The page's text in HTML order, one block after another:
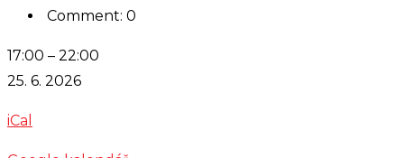
Comment: 0
šachy
17:00 – 22:00
25. 6. 2026
iCal